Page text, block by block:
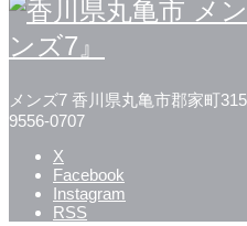
メンズ7 香川県丸亀市郡家町
9556-0707
X
Facebook
Instagram
RSS